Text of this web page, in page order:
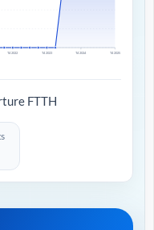
T4 2022 T4 2023 T4 2024 T4 2025
FTTH